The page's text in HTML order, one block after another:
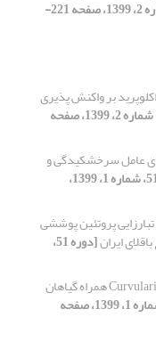
[دوره 51، شماره 2، 1399، صفحه 221-
بر واکنش پذیری
[دوره 51، شماره 2، 1399، صفحه
عامل سرخشکیدگی و
[دوره 51، شماره 1، 1399،
پروتئین پوششی
ایران [دوره 51،
گونه‎های جنس Bipolaris و Curvularia همراه گیاهان
[دوره 51، شماره 1، 1399، صفحه